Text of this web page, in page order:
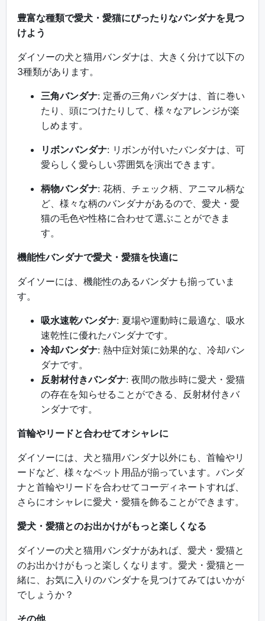
豊富な種類で愛犬・愛猫にぴったりなバンダナを見つ
けよう
ダイソーの犬と猫用バンダナは、大きく分けて以下の
3種類があります。
三角バンダナ: 定番の三角バンダナは、首に巻い
たり、頭につけたりして、様々なアレンジが楽
しめます。
リボンバンダナ: リボンが付いたバンダナは、可
愛らしく愛らしい雰囲気を演出できます。
柄物バンダナ: 花柄、チェック柄、アニマル柄な
ど、様々な柄のバンダナがあるので、愛犬・愛
猫の毛色や性格に合わせて選ぶことができま
す。
機能性バンダナで愛犬・愛猫を快適に
ダイソーには、機能性のあるバンダナも揃っていま
す。
吸水速乾バンダナ: 夏場や運動時に最適な、吸水
速乾性に優れたバンダナです。
冷却バンダナ: 熱中症対策に効果的な、冷却バン
ダナです。
反射材付きバンダナ: 夜間の散歩時に愛犬・愛猫
の存在を知らせることができる、反射材付きバ
ンダナです。
首輪やリードと合わせてオシャレに
ダイソーには、犬と猫用バンダナ以外にも、首輪やリ
ードなど、様々なペット用品が揃っています。バンダ
ナと首輪やリードを合わせてコーディネートすれば、
さらにオシャレに愛犬・愛猫を飾ることができます。
愛犬・愛猫とのお出かけがもっと楽しくなる
ダイソーの犬と猫用バンダナがあれば、愛犬・愛猫と
のお出かけがもっと楽しくなります。愛犬・愛猫と一
緒に、お気に入りのバンダナを見つけてみてはいかが
でしょうか？
その他